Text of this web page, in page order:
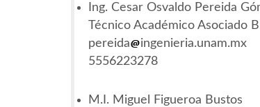
Ing. Cesar Osvaldo Pereida
Técnico Académico Asociado
pereida
ingenieria.unam.mx
5556223278
M.I. Miguel Figueroa Bustos